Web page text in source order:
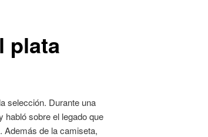
plata
selección. Durante una
habló sobre el legado que
Además de la camiseta,